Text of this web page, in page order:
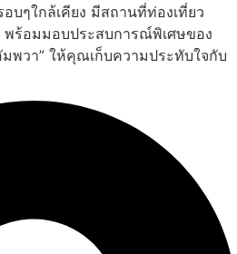
บๆใกล้เคียง มีสถานที่ท่องเที่ยว
ร้อมมอบประสบการณ์พิเศษของ
พวา” ให้คุณเก็บความประทับใจกับ